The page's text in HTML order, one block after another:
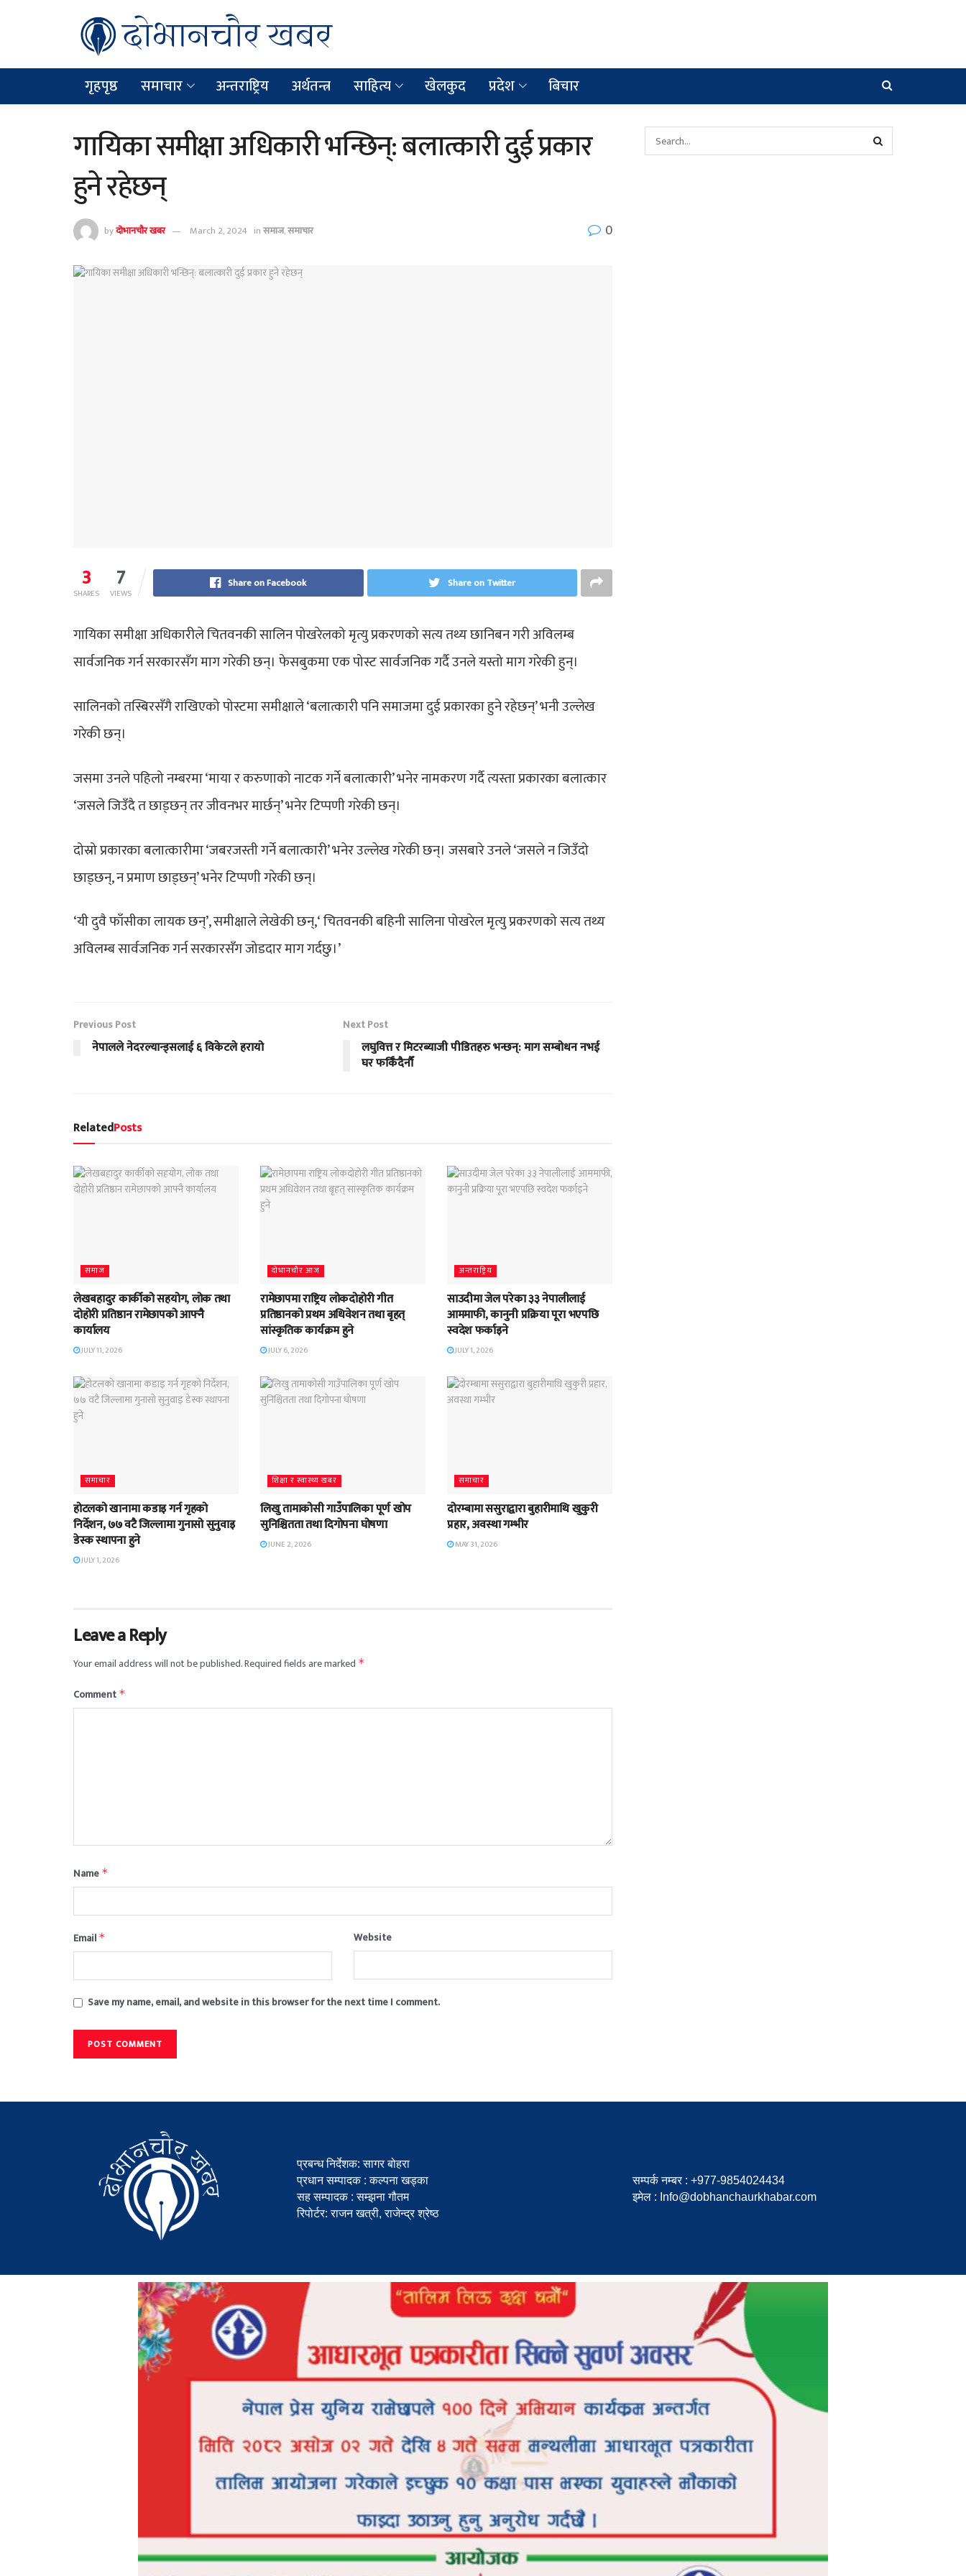
गृहपृष्ठ समाचार अन्तराष्ट्रिय अर्थतन्त्र साहित्य खेलकुद प्रदेश बिचार
गायिका समीक्षा अधिकारी भन्छिन्: बलात्कारी दुई प्रकार
हुने रहेछन्
byदोभानचौर खबर March 2, 2024 inसमाज,समाचार 0
3
SHARES 7
VIEWS
Share on Facebook Share on Twitter
गायिका समीक्षा अधिकारीले चितवनकी सालिन पोखरेलको मृत्यु प्रकरणको सत्य तथ्य छानिबन गरी अविलम्ब
सार्वजनिक गर्न सरकारसँग माग गरेकी छन्। फेसबुकमा एक पोस्ट सार्वजनिक गर्दै उनले यस्तो माग गरेकी हुन्।
सालिनको तस्बिरसँगै राखिएको पोस्टमा समीक्षाले ‘बलात्कारी पनि समाजमा दुई प्रकारका हुने रहेछन्’ भनी उल्लेख
गरेकी छन्।
जसमा उनले पहिलो नम्बरमा ‘माया र करुणाको नाटक गर्ने बलात्कारी’ भनेर नामकरण गर्दै त्यस्ता प्रकारका बलात्कार
‘जसले जिउँदै त छाड्छन् तर जीवनभर मार्छन्’ भनेर टिप्पणी गरेकी छन्।
दोस्रो प्रकारका बलात्कारीमा ‘जबरजस्ती गर्ने बलात्कारी’ भनेर उल्लेख गरेकी छन्। जसबारे उनले ‘जसले न जिउँदो
छाड्छन्, न प्रमाण छाड्छन्’ भनेर टिप्पणी गरेकी छन्।
‘यी दुवै फाँसीका लायक छन्’, समीक्षाले लेखेकी छन्,‘ चितवनकी बहिनी सालिना पोखरेल मृत्यु प्रकरणको सत्य तथ्य
अविलम्ब सार्वजनिक गर्न सरकारसँग जोडदार माग गर्दछु।’
Previous Post
नेपालले नेदरल्यान्ड्सलाई ६ विकेटले हरायो
Next Post
लघुवित्त र मिटरब्याजी पीडितहरु भन्छन्: माग सम्बोधन नभई
घर फर्किँदैनौँ
RelatedPosts
समाज
लेखबहादुर कार्कीको सहयोग, लोक तथा
दोहोरी प्रतिष्ठान रामेछापको आफ्नै
कार्यालय
JULY 11, 2026
दाेभानचाैर आज
रामेछापमा राष्ट्रिय लोकदोहोरी गीत
प्रतिष्ठानको प्रथम अधिवेशन तथा बृहत्
सांस्कृतिक कार्यक्रम हुने
JULY 6, 2026
अन्तराष्ट्रिय
साउदीमा जेल परेका ३३ नेपालीलाई
आममाफी, कानुनी प्रक्रिया पूरा भएपछि
स्वदेश फर्काइने
JULY 1, 2026
समाचार
होटलको खानामा कडाइ गर्न गृहको
निर्देशन, ७७ वटै जिल्लामा गुनासो सुनुवाइ
डेस्क स्थापना हुने
JULY 1, 2026
शिक्षा र स्वास्थ्य खबर
लिखु तामाकोसी गाउँपालिका पूर्ण खोप
सुनिश्चितता तथा दिगोपना घोषणा
JUNE 2, 2026
समाचार
दोरम्बामा ससुराद्वारा बुहारीमाथि खुकुरी
प्रहार, अवस्था गम्भीर
MAY 31, 2026
Leave a Reply
Your email address will not be published.Required fields are marked *
Comment *
Name *
Email * Website
Save my name, email, and website in this browser for the next time I comment.
प्रबन्ध निर्देशक: सागर बोहरा
प्रधान सम्पादक : कल्पना खड्का
सह सम्पादक : सम्झना गौतम
रिपोर्टर: राजन खत्री, राजेन्द्र श्रेष्ठ
सम्पर्क नम्बर : +977-9854024434
इमेल : Info@dobhanchaurkhabar.com